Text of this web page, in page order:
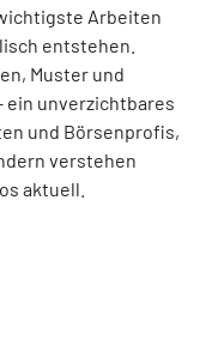
Arbeiten
entstehen.
Muster und
ein unverzichtbares
und Börsenprofis,
verstehen
aktuell.